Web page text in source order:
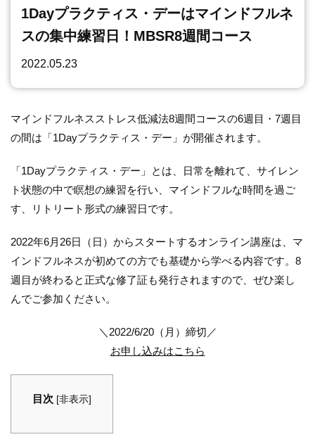
1Dayプラクティス・デーはマインドフルネ
スの集中練習日！MBSR8週間コース
2022.05.23
マインドフルネスストレス低減法8週間コースの6週目・7週目
の間は「1Dayプラクティス・デー」が開催されます。
「1Dayプラクティス・デー」とは、日常を離れて、サイレン
ト状態の中で瞑想の練習を行い、マインドフルな時間を過ご
す、リトリート形式の練習日です。
2022年6月26日（日）からスタートするオンライン講座は、マ
インドフルネスが初めての方でも基礎から学べる内容です。8
週目が終わると正式な修了証も発行されますので、ぜひ楽し
んでご参加ください。
＼2022/6/20（月）締切／
お申し込みはこちら
目次 [非表示]